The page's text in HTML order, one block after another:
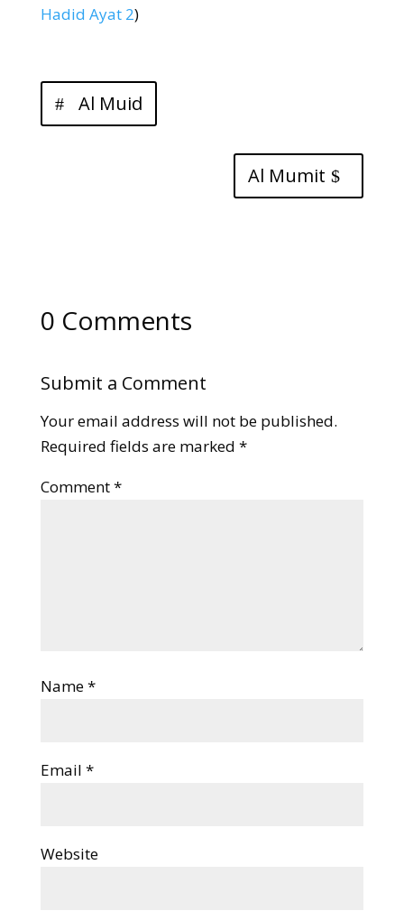
Hadid Ayat 2)
Al Muid
Al Mumit
0 Comments
Submit a Comment
Your email address will not be published.
Required fields are marked *
Comment*
Name*
Email *
Website